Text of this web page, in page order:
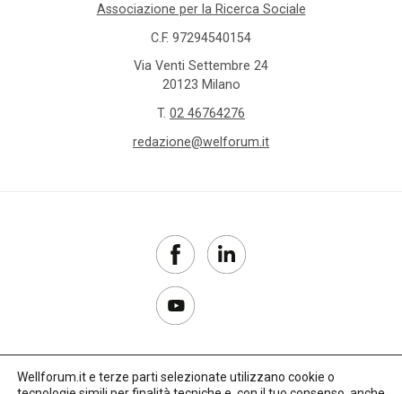
Associazione per la Ricerca Sociale
C.F. 97294540154
Via Venti Settembre 24
20123 Milano
T. 02 46764276
redazione@welforum.it
Wellforum.it e terze parti selezionate utilizzano cookie o